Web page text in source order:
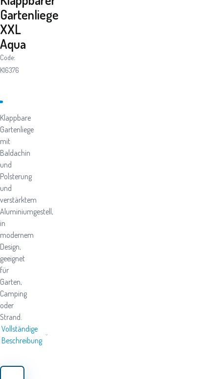
Gartenliege
XXL
Aqua
Code:
K16376
Klappbare
Gartenliege
mit
Baldachin
und
Polsterung
und
verstärktem
Aluminiumgestell,
in
modernem
Design,
geeignet
für
Garten,
Camping
oder
Strand.
Vollständige
Beschreibung